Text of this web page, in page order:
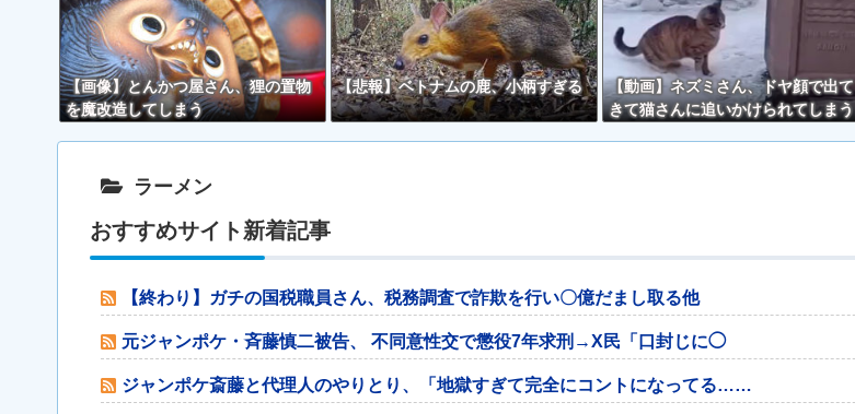
【画像】とんかつ屋さん、狸の置物
を魔改造してしまう
【悲報】ベトナムの鹿、小柄すぎる
【動画】ネズミさん、ドヤ顔で出て
きて猫さんに追いかけられてしまう
ラーメン
おすすめサイト新着記事
【終わり】ガチの国税職員さん、税務調査で詐欺を行い〇億だまし取る他
元ジャンポケ・斉藤慎二被告、 不同意性交で懲役7年求刑→X民「口封じに◯
ジャンポケ斎藤と代理人のやりとり、「地獄すぎて完全にコントになってる……